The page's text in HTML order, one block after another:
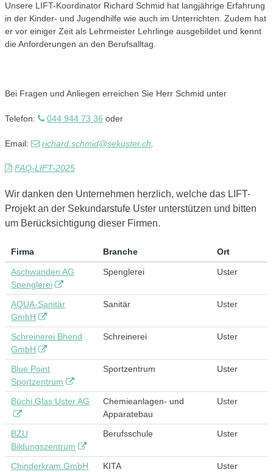
Unsere LIFT-Koordinator Richard Schmid hat langjährige Erfahrung
in der Kinder- und Jugendhilfe wie auch im Unterrichten. Zudem hat
er vor einiger Zeit als Lehrmeister Lehrlinge ausgebildet und kennt
die Anforderungen an den Berufsalltag.
Bei Fragen und Anliegen erreichen Sie Herr Schmid unter
Telefon: 044 944 73 36 oder
Email: richard.schmid@sekuster.ch
FAQ-LIFT-2025
Wir danken den Unternehmen herzlich, welche das LIFT-
Projekt an der Sekundarstufe Uster unterstützen und bitten
um Berücksichtigung dieser Firmen.
Firma Branche Ort
Aschwanden AG
Spenglerei
Spenglerei Uster
AQUA-Sanitär
GmbH
Sanitär Uster
Schreinerei Bhend
GmbH
Schreinerei Uster
Blue Point
Sportzentrum
Sportzentrum Uster
Büchi Glas Uster AG
Chemieanlagen- und
Apparatebau
Uster
BZU
Bildungszentrum
Berufsschule Uster
Chinderkram GmbH KITA Uster